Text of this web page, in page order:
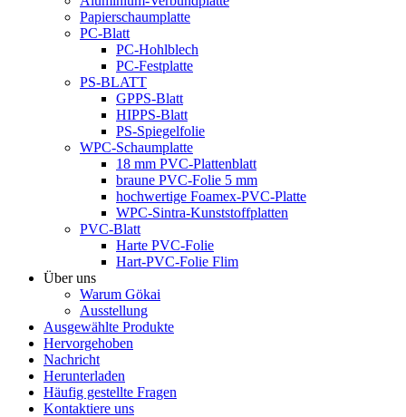
Papierschaumplatte
PC-Blatt
PC-Hohlblech
PC-Festplatte
PS-BLATT
GPPS-Blatt
HIPPS-Blatt
PS-Spiegelfolie
WPC-Schaumplatte
18 mm PVC-Plattenblatt
braune PVC-Folie 5 mm
hochwertige Foamex-PVC-Platte
WPC-Sintra-Kunststoffplatten
PVC-Blatt
Harte PVC-Folie
Hart-PVC-Folie Flim
Über uns
Warum Gökai
Ausstellung
Ausgewählte Produkte
Hervorgehoben
Nachricht
Herunterladen
Häufig gestellte Fragen
Kontaktiere uns